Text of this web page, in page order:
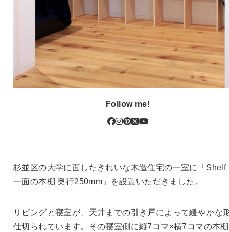
Follow me!
杉並区の大学に面したきれいな木造住宅の一室に「 Shelf
一面の本棚 奥行250mm 」を設置いただきました。
リビングと寝室が、天井までの引き戸によって緩やかな
仕切られています。その寝室側に縦7 コマ×横7 コマの本